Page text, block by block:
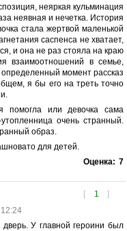
неяркая кульминация
неявная и нечетка. История
стала жертвой маленькой
саспенса не хватает,
и она не раз стояла на краю
взаимоотношений в семье,
момент рассказ
я бы его на треть точно
помогла или девочка сама
очень странный.
образ.
для детей.
Оценка: 7
[ 1 ]
У главной героини был